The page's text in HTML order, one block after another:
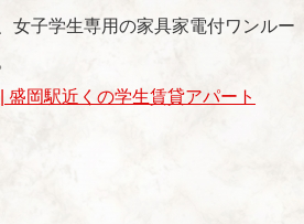
女子学生専用の家具家電付ワンルー